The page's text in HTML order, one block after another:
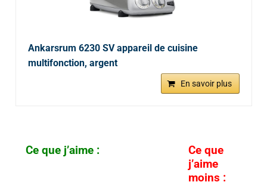
Ankarsrum 6230 SV appareil de cuisine
multifonction, argent
En savoir plus
Ce que j’aime :
Ce que
j’aime
moins :